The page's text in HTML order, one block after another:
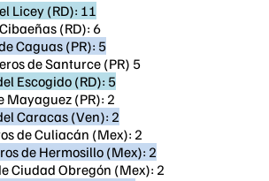
Licey (RD): 11
(RD): 6
Caguas (PR): 5
de Santurce (PR) 5
Escogido (RD): 5
Mayaguez (PR): 2
Caracas (Ven): 2
de Culiacán (Mex): 2
de Hermosillo (Mex): 2
Ciudad Obregón (Mex): 2